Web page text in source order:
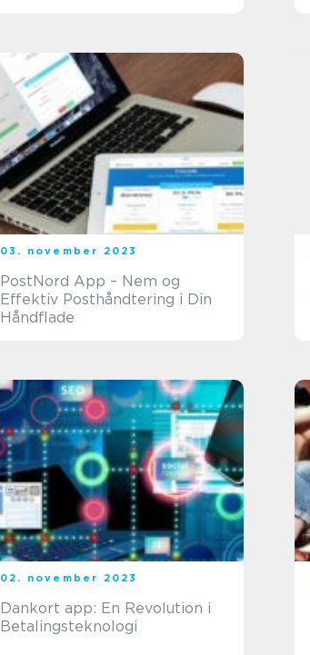
03. november 2023
PostNord App – Nem og
Effektiv Posthåndtering i Din
Håndflade
02. november 2023
Dankort app: En Revolution i
Betalingsteknologi